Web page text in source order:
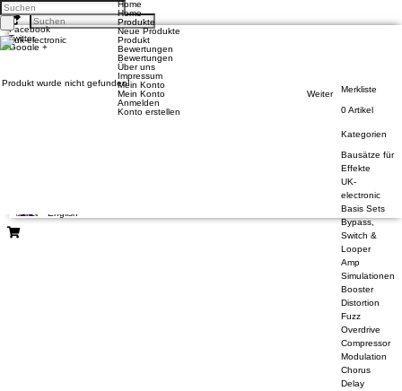
Facebook
Twitter
Google +
Kontakt
Privatsphäre und Datenschutz
English
Home
Home
Produkte
Neue Produkte
Produkt
Bewertungen
Bewertungen
Über uns
Impressum
Mein Konto
Mein Konto
Anmelden
Konto erstellen
Produkt wurde nicht gefunden!
Weiter
Merkliste
0 Artikel
Kategorien
Bausätze für
Effekte
UK-
electronic
Basis Sets
Bypass,
Switch &
Looper
Amp
Simulationen
Booster
Distortion
Fuzz
Overdrive
Compressor
Modulation
Chorus
Delay